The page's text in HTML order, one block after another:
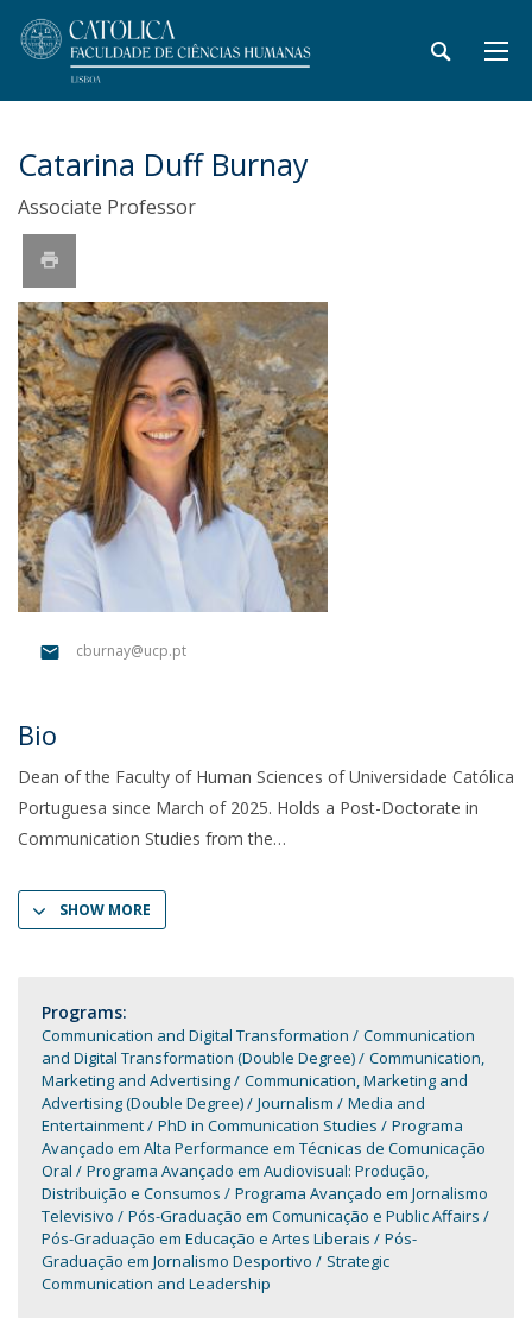
Catarina Duff Burnay
Associate Professor
cburnay@ucp.pt
Bio
Dean of the Faculty of Human Sciences of Universidade Católica
Portuguesa since March of 2025. Holds a Post-Doctorate in
Communication Studies from the
SHOW MORE
Programs:
Communication and Digital Transformation
Communication
and Digital Transformation (Double Degree)
Communication,
Marketing and Advertising
Communication, Marketing and
Advertising (Double Degree)
Journalism
Media and
Entertainment
PhD in Communication Studies
Programa
Avançado em Alta Performance em Técnicas de Comunicação
Oral
Programa Avançado em Audiovisual: Produção,
Distribuição e Consumos
Programa Avançado em Jornalismo
Televisivo
Pós-Graduação em Comunicação e Public Affairs
Pós-Graduação em Educação e Artes Liberais
Pós-
Graduação em Jornalismo Desportivo
Strategic
Communication and Leadership